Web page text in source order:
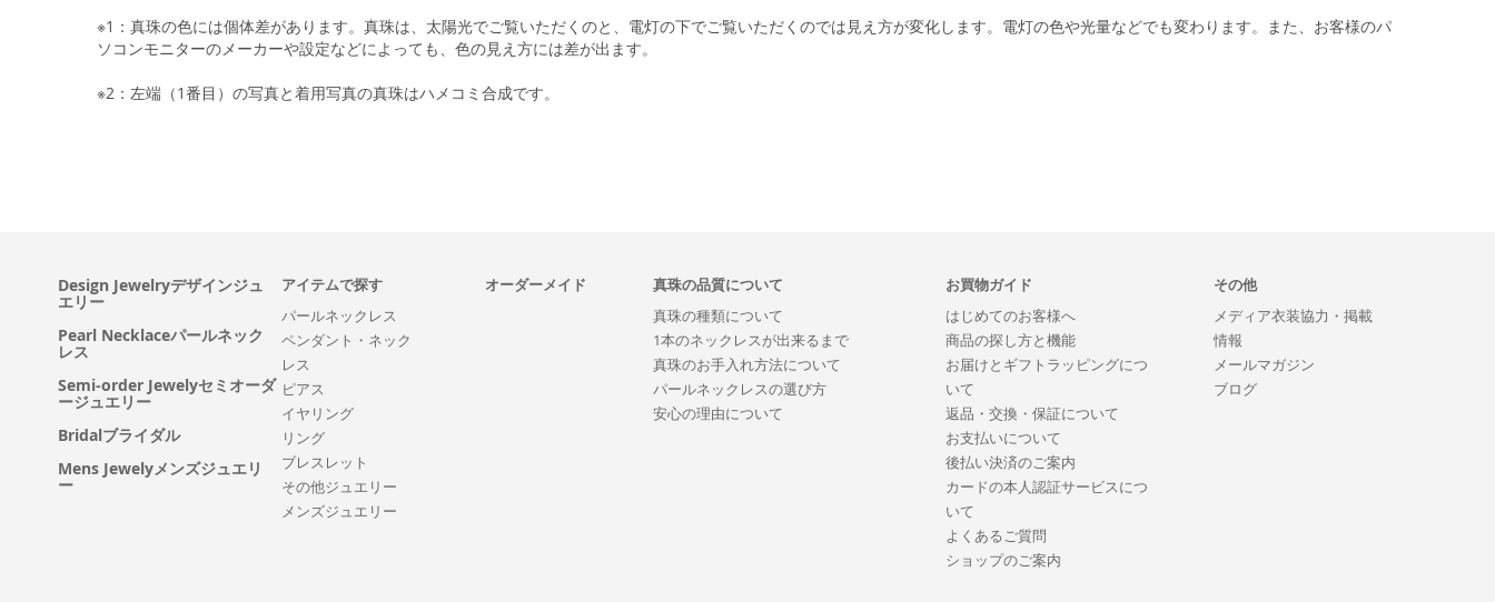
※1：真珠の色には個体差があります。真珠は、太陽光でご覧いただくのと、電灯の下でご覧いただくのでは見え方が変化します。電灯の色や光量などでも変わります。また、お客様のパ
ソコンモニターのメーカーや設定などによっても、色の見え方には差が出ます。
※2：左端（1番目）の写真と着用写真の真珠はハメコミ合成です。
Design Jewelryデザインジュ
エリー
Pearl Necklaceパールネック
レス
Semi-order Jewelyセミオーダ
ージュエリー
Bridalブライダル
Mens Jewelyメンズジュエリ
ー
アイテムで探す
パールネックレス
ペンダント・ネック
レス
ピアス
イヤリング
リング
ブレスレット
その他ジュエリー
メンズジュエリー
オーダーメイド
真珠の品質について
真珠の種類について
1本のネックレスが出来るまで
真珠のお手入れ方法について
パールネックレスの選び方
安心の理由について
お買物ガイド
はじめてのお客様へ
商品の探し方と機能
お届けとギフトラッピングにつ
いて
返品・交換・保証について
お支払いについて
後払い決済のご案内
カードの本人認証サービスにつ
いて
よくあるご質問
ショップのご案内
その他
メディア衣装協力・掲載
情報
メールマガジン
ブログ